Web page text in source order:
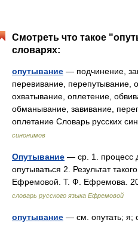
Смотреть что такое
словарях:
опутывание — подчинение,
перевивание, перепутывание,
охватывание, оплетение,
обманывание, завивание,
оплетание Словарь русских
синонимов
Опутывание — ср. 1. процесс
опутываться 2. Результат
Ефремовой. Т. Ф. Ефремова.
словарь русского языка Ефремовой
опутывание — см. опутать;